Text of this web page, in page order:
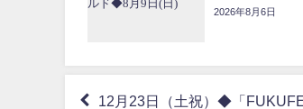
2026年8月6日
12月23日（土祝）◆「